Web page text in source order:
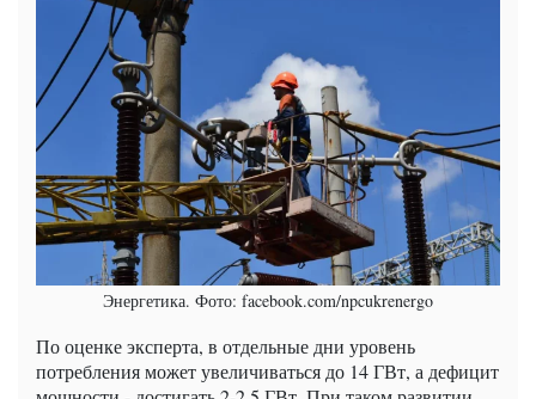
Энергетика. Фото: facebook.com/npcukrenergo
По оценке эксперта, в отдельные дни уровень
потребления может увеличиваться до 14 ГВт, а дефицит